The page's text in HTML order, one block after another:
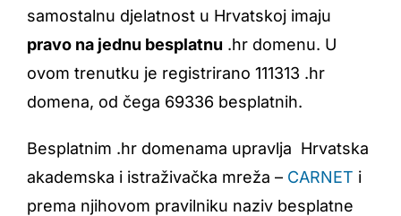
samostalnu djelatnost u Hrvatskoj imaju
pravo na jednu besplatnu .hr domenu. U
ovom trenutku je registrirano 111313 .hr
domena, od čega 69336 besplatnih.
Besplatnim .hr domenama upravlja Hrvatska
akademska i istraživačka mreža – CARNET i
prema njihovom pravilniku naziv besplatne